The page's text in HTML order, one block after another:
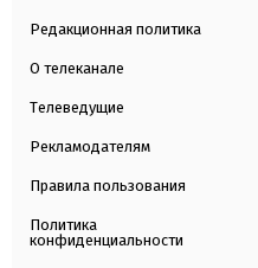
Редакционная политика
О телеканале
Телеведущие
Рекламодателям
Правила пользования
Политика
конфиденциальности